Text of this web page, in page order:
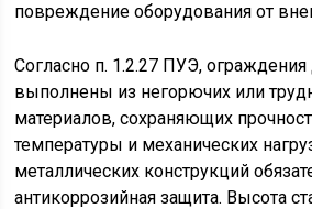
повреждение оборудования от
Согласно п. 1.2.27 ПУЭ,
выполнены из негорючих или
материалов, сохраняющих
температуры и механических
металлических конструкций
антикоррозийная защита. Высота